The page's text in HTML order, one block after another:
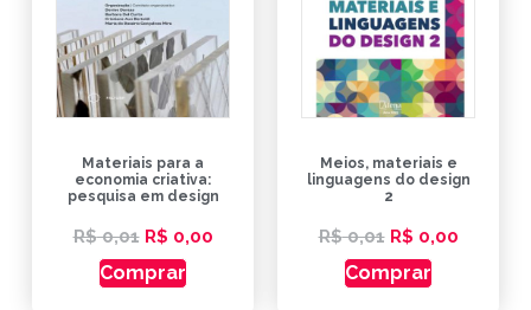
Materiais para a
economia criativa:
pesquisa em design
R$0,01 R$ 0,00
Comprar
Meios, materiais e
linguagens do design
2
R$0,01 R$ 0,00
Comprar